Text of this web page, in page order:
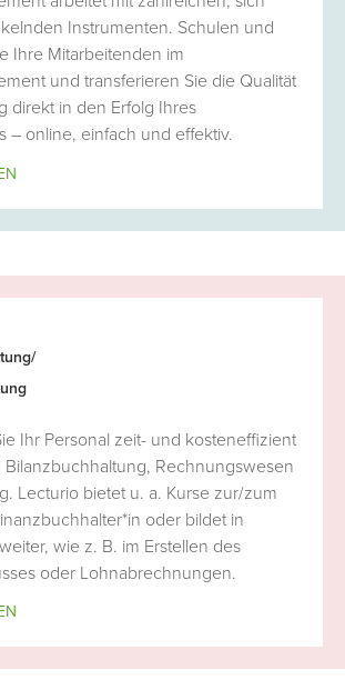
Instrumenten. Schulen und
Ihre Mitarbeitenden im
und transferieren Sie die Qualität
direkt in den Erfolg Ihres
– online, einfach und effektiv.
Ihr Personal zeit- und kosteneffizient
Bilanzbuchhaltung, Rechnungswesen
Lecturio bietet u. a. Kurse zur/zum
oder bildet in
wie z. B. im Erstellen des
oder Lohnabrechnungen.